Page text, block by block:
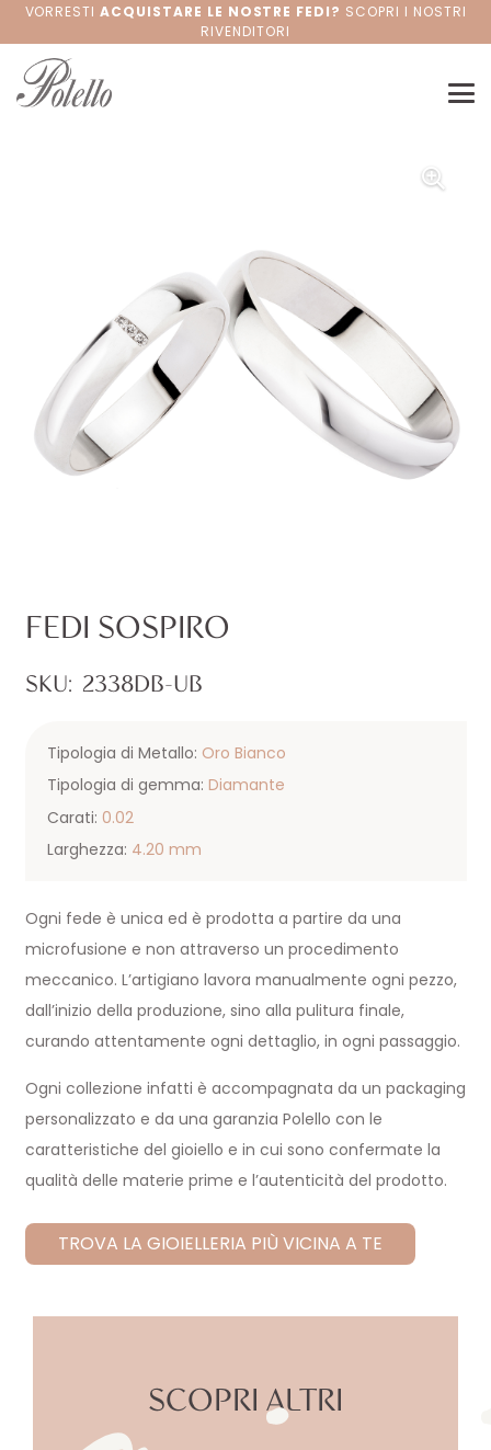
VORRESTIACQUISTARE LE NOSTRE FEDI? SCOPRI I NOSTRI
RIVENDITORI
FEDI SOSPIRO
SKU: 2338DB-UB
Tipologia di Metallo: Oro Bianco
Tipologia di gemma: Diamante
Carati: 0.02
Larghezza: 4.20 mm
Ogni fede è unica ed è prodotta a partire da una
microfusione e non attraverso un procedimento
meccanico. L’artigiano lavora manualmente ogni pezzo,
dall’inizio della produzione, sino alla pulitura finale,
curando attentamente ogni dettaglio, in ogni passaggio.
Ogni collezione infatti è accompagnata da un packaging
personalizzato e da una garanzia Polello con le
caratteristiche del gioiello e in cui sono confermate la
qualità delle materie prime e l’autenticità del prodotto.
TROVA LA GIOIELLERIA PIÙ VICINA A TE
SCOPRI ALTRI